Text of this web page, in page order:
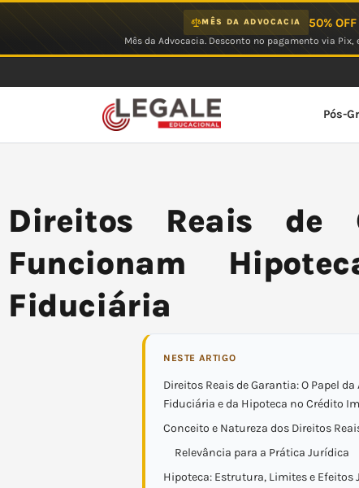
MÊS DA ADVOCACIA 50% OFF
Mês da Advocacia. Desconto no pagamento via
Pós-
Direitos Reais de
Funcionam
Fiduciária
NESTE ARTIGO
Direitos Reais de Garantia: O Papel
Fiduciária e da Hipoteca no Crédito
Conceito e Natureza dos Direitos
Relevância para a Prática Jurídica
Hipoteca: Estrutura, Limites e Efeitos